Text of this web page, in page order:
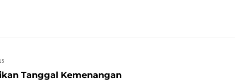
Tanggal Kemenangan